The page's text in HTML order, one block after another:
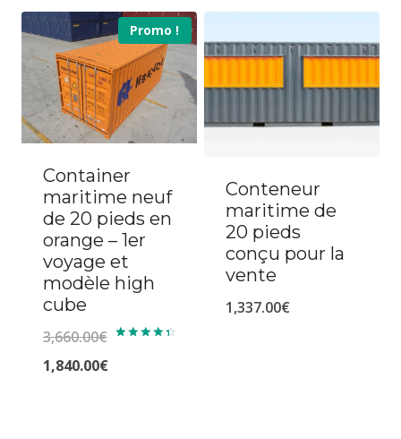
initial
était :
12,800.00€.
prix
actuel
est :
6,400.00€.
était :
3,680.00€.
actuel
est :
Promo !
Container
maritime neuf
de 20 pieds en
orange – 1er
voyage et
modèle high
cube
3,660.00€
Le
1,840.00€
Conteneur
maritime de
20 pieds
conçu pour la
vente
1,337.00€